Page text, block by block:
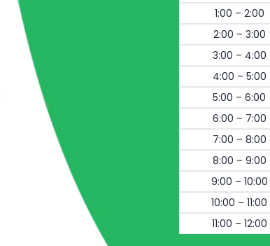
1:00 – 2:00
2:00 – 3:00
3:00 – 4:00
4:00 – 5:00
5:00 – 6:00
6:00 – 7:00
7:00 – 8:00
8:00 – 9:00
9:00 – 10:00
10:00 – 11:00
11:00 – 12:00